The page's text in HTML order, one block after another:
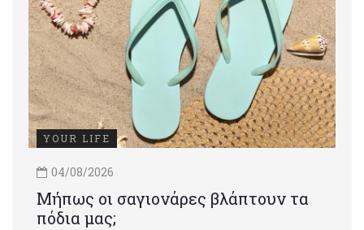
YOUR LIFE
04/08/2026
Μήπως οι σαγιονάρες βλάπτουν τα
πόδια μας;